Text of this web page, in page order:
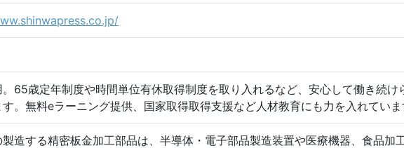
65歳定年制度や時間単位有休取得制度を取り入れるなど、安心して働き続け
。無料eラーニング提供、国家取得取得支援など人材教育にも力を入れていま
造する精密板金加工部品は、半導体・電子部品製造装置や医療機器、食品加